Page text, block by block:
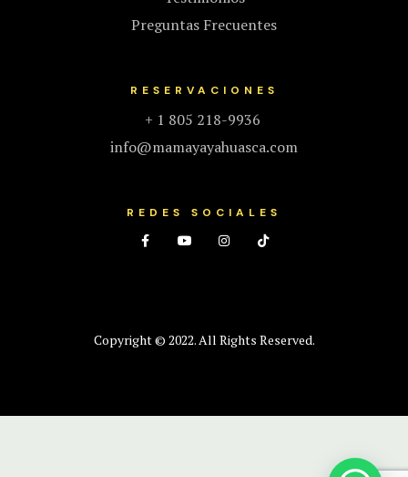
Preguntas Frecuentes
RESERVACIONES
+ 1 805 218-9936
info@mamayayahuasca.com
REDES SOCIALES
Copyright © 2022. All Rights Reserved.